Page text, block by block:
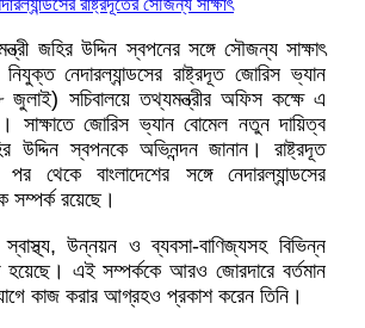
জহির উদ্দিন স্বপনের সঙ্গে সৌজন্য সাক্ষাৎ
নিযুক্ত নেদারল্যান্ডসের রাষ্ট্রদূত জোরিস ভ্যান
সচিবালয়ে তথ্যমন্ত্রীর অফিস কক্ষে এ
সাক্ষাতে জোরিস ভ্যান বোমেল নতুন দায়িত্ব
উদ্দিন স্বপনকে অভিনন্দন জানান। রাষ্ট্রদূত
থেকে বাংলাদেশের সঙ্গে নেদারল্যান্ডসের
সম্পর্ক রয়েছে।
স্বাস্থ্য, উন্নয়ন ও ব্যবসা-বাণিজ্যসহ বিভিন্ন
হয়েছে। এই সম্পর্ককে আরও জোরদারে বর্তমান
কাজ করার আগ্রহও প্রকাশ করেন তিনি।